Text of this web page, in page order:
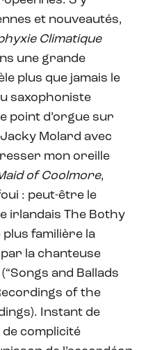
et nouveautés,
Climatique
une grande
plus que jamais le
saxophoniste
point d’orgue sur
Molard avec
mon oreille
of Coolmore,
: peut-être le
irlandais The Bothy
plus familière la
la chanteuse
and Ballads
of the
Instant de
de complicité